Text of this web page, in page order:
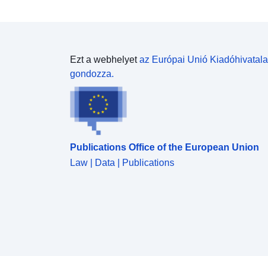
Ezt a webhelyetaz Európai Unió Kiadóhivatala
gondozza.
Publications Office of the European Union
Law | Data | Publications